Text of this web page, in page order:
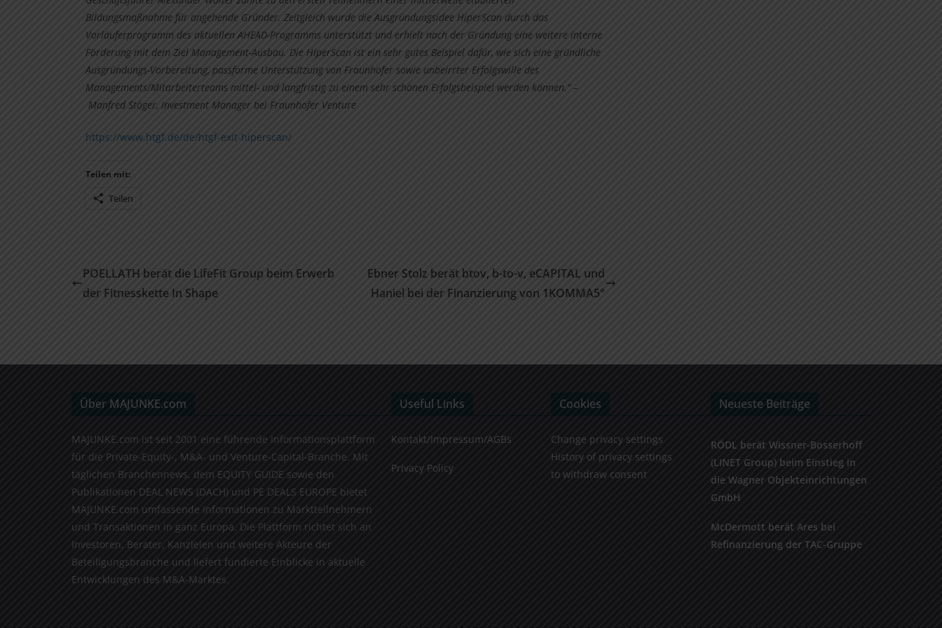
Bildungsmaßnahme für angehende Gründer. Zeitgleich wurde die Ausgründungsidee HiperScan durch das
Vorläuferprogramm des aktuellen AHEAD-Programms unterstützt und erhielt nach der Gründung eine weitere interne
Förderung mit dem Ziel Management-Ausbau. Die HiperScan ist ein sehr gutes Beispiel dafür, wie sich eine gründliche
Ausgründungs-Vorbereitung, passforme Unterstützung von Fraunhofer sowie unbeirrter Erfolgswille des
Managements/Mitarbeiterteams mittel- und langfristig zu einem sehr schönen Erfolgsbeispiel werden können.“ –
Manfred Stöger, Investment Manager bei Fraunhofer Venture
https://www.htgf.de/de/htgf-exit-hiperscan/
Teilen mit:
Teilen
POELLATH berät die LifeFit Group beim Erwerb
der Fitnesskette In Shape
Ebner Stolz berät btov, b-to-v, eCAPITAL und
Haniel bei der Finanzierung von 1KOMMA5°
Über MAJUNKE.com
MAJUNKE.com ist seit 2001 eine führende Informationsplattform
für die Private-Equity-, M&A- und Venture-Capital-Branche. Mit
täglichen Branchennews, dem EQUITY GUIDE sowie den
Publikationen DEAL NEWS (DACH) und PE DEALS EUROPE bietet
MAJUNKE.com umfassende Informationen zu Marktteilnehmern
und Transaktionen in ganz Europa. Die Plattform richtet sich an
Investoren, Berater, Kanzleien und weitere Akteure der
Beteiligungsbranche und liefert fundierte Einblicke in aktuelle
Entwicklungen des M&A-Marktes.
Useful Links
Kontakt/Impressum/AGBs
Privacy Policy
Cookies
Change privacy settings
History of privacy settings
to withdraw consent
Neueste Beiträge
RÖDL berät Wissner-Bosserhoff
(LINET Group) beim Einstieg in
die Wagner Objekteinrichtungen
GmbH
McDermott berät Ares bei
Refinanzierung der TAC-Gruppe